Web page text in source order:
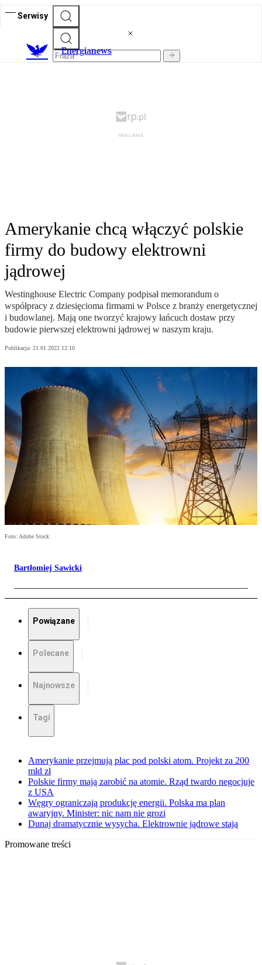
Serwisy
Energianews
Amerykanie chcą włączyć polskie
firmy do budowy elektrowni
jądrowej
Westinghouse Electric Company podpisał memorandum o
współpracy z dziesięcioma firmami w Polsce z branży energetycznej
i budowlanej. Mają one tworzyć krajowy łańcuch dostaw przy
budowie pierwszej elektrowni jądrowej w naszym kraju.
Publikacja: 21.01.2022 12:10
Foto: Adobe Stock
Bartłomiej Sawicki
Powiązane
Polecane
Najnowsze
Tagi
Amerykanie przejmują plac pod polski atom. Projekt za 200
mld zł
Polskie firmy mają zarobić na atomie. Rząd twardo negocjuje
z USA
Węgry ograniczają produkcję energii. Polska ma plan
awaryjny. Minister: nic nam nie grozi
Dunaj dramatycznie wysycha. Elektrownie jądrowe stają
Promowane treści